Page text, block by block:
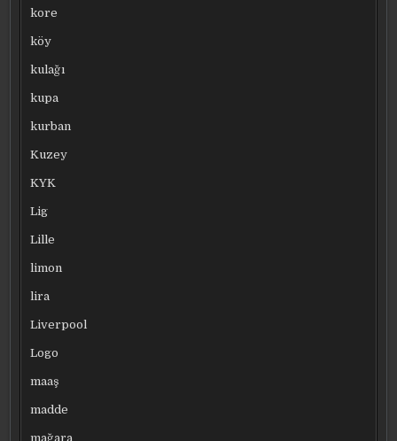
kore
köy
kulağı
kupa
kurban
Kuzey
KYK
Lig
Lille
limon
lira
Liverpool
Logo
maaş
madde
mağara